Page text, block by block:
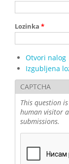
Lozinka *
Otvori nalog
Izgubljena
CAPTCHA
This question
human visitor
submissions.